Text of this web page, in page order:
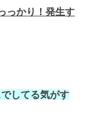
っかり！発生す
してる気がす